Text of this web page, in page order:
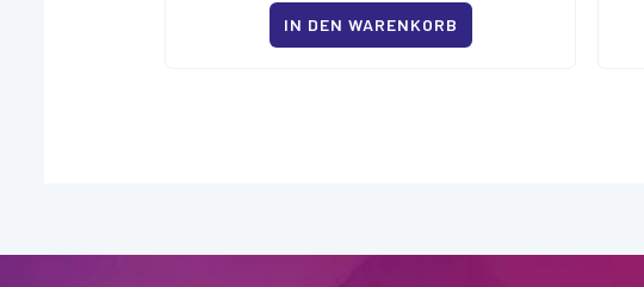
IN DEN WARENKORB